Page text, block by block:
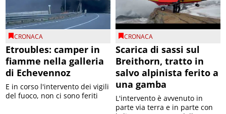
CRONACA
Etroubles: camper in
fiamme nella galleria
di Echevennoz
E in corso l'intervento dei vigili
del fuoco, non ci sono feriti
CRONACA
Scarica di sassi sul
Breithorn, tratto in
salvo alpinista ferito a
una gamba
L'intervento è avvenuto in
parte via terra e in parte con